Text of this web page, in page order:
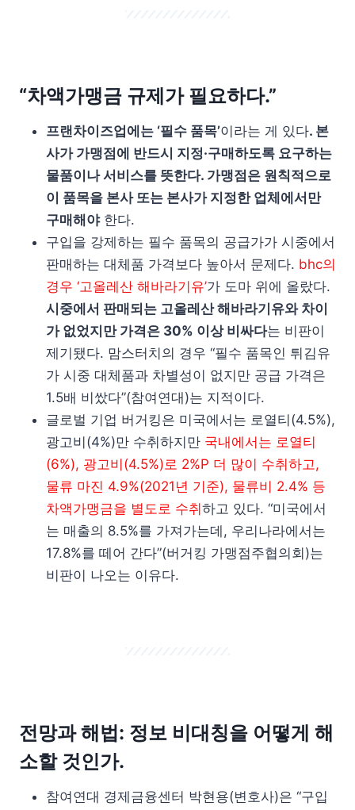
“차액가맹금 규제가 필요하다.”
프랜차이즈업에는 ‘필수 품목’이라는 게 있다. 본
사가 가맹점에 반드시 지정·구매하도록 요구하는
물품이나 서비스를 뜻한다. 가맹점은 원칙적으로
이 품목을 본사 또는 본사가 지정한 업체에서만
구매해야한다.
구입을 강제하는 필수 품목의 공급가가 시중에서
판매하는 대체품 가격보다 높아서 문제다. bhc의
경우 ‘고올레산 해바라기유’가 도마 위에 올랐다.
시중에서 판매되는 고올레산 해바라기유와 차이
가 없었지만 가격은 30% 이상 비싸다는 비판이
제기됐다. 맘스터치의 경우 “필수 품목인 튀김유
가 시중 대체품과 차별성이 없지만 공급 가격은
1.5배 비쌌다”(참여연대)는 지적이다.
글로벌 기업 버거킹은 미국에서는 로열티(4.5%),
광고비(4%)만 수취하지만 국내에서는 로열티
(6%), 광고비(4.5%)로 2%P 더 많이 수취하고,
물류 마진 4.9%(2021년 기준), 물류비 2.4% 등
차액가맹금을 별도로 수취하고 있다. “미국에서
는 매출의 8.5%를 가져가는데, 우리나라에서는
17.8%를 떼어 간다”(버거킹 가맹점주협의회)는
비판이 나오는 이유다.
전망과 해법: 정보 비대칭을 어떻게 해
소할 것인가.
참여연대 경제금융센터 박현용(변호사)은 “구입